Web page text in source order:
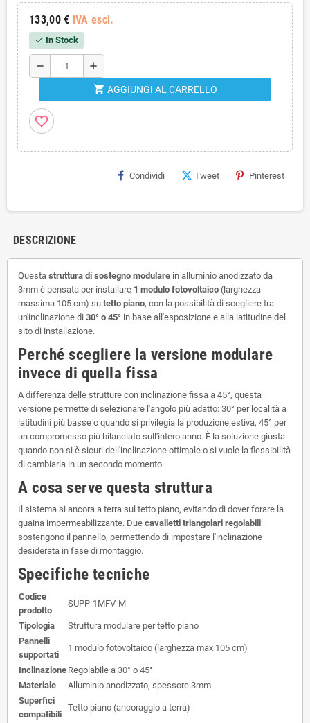
133,00 € IVA escl.
check In Stock
remove add
shopping_cart AGGIUNGI AL CARRELLO
favorite_border
Condividi Tweet Pinterest
DESCRIZIONE
Questa struttura di sostegno modulare in alluminio anodizzato da
3mm è pensata per installare 1 modulo fotovoltaico (larghezza
massima 105 cm) su tetto piano, con la possibilità di scegliere tra
un'inclinazione di 30° o 45° in base all'esposizione e alla latitudine del
sito di installazione.
Perché scegliere la versione modulare
invece di quella fissa
A differenza delle strutture con inclinazione fissa a 45°, questa
versione permette di selezionare l'angolo più adatto: 30° per località a
latitudini più basse o quando si privilegia la produzione estiva, 45° per
un compromesso più bilanciato sull'intero anno. È la soluzione giusta
quando non si è sicuri dell'inclinazione ottimale o si vuole la flessibilità
di cambiarla in un secondo momento.
A cosa serve questa struttura
Il sistema si ancora a terra sul tetto piano, evitando di dover forare la
guaina impermeabilizzante. Due cavalletti triangolari regolabili
sostengono il pannello, permettendo di impostare l'inclinazione
desiderata in fase di montaggio.
Specifiche tecniche
Codice
prodotto
SUPP-1MFV-M
Tipologia
Struttura modulare per tetto piano
Pannelli
supportati
1 modulo fotovoltaico (larghezza max 105 cm)
Inclinazione Regolabile a 30° o 45°
Materiale
Alluminio anodizzato, spessore 3mm
Superfici
compatibili
Tetto piano (ancoraggio a terra)